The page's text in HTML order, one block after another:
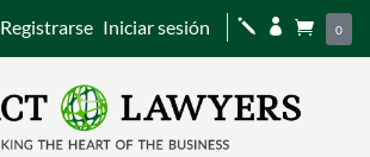
Registrarse Iniciar sesión j   0